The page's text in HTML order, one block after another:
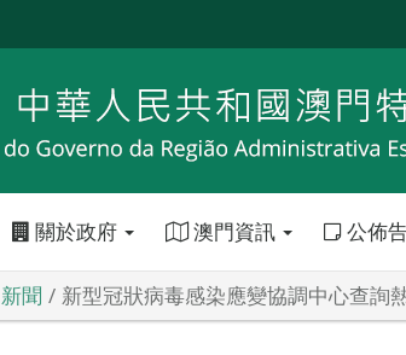
關於政府 澳門資訊 公佈
新聞 新型冠狀病毒感染應變協調中心查詢